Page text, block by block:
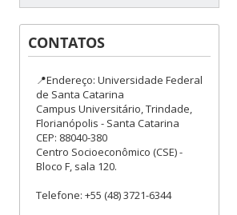
CONTATOS
📍Endereço: Universidade Federal
de Santa Catarina
Campus Universitário, Trindade,
Florianópolis - Santa Catarina
CEP: 88040-380
Centro Socioeconômico (CSE) -
Bloco F, sala 120.
Telefone: +55 (48) 3721-6344